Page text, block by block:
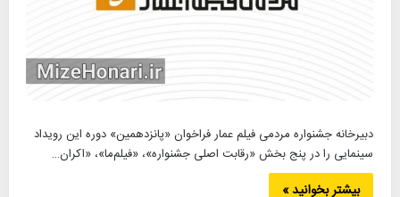
دبیرخانه جشنواره مردمی فیلم عمار فراخوان «پانزدهمین» دوره این رویداد
سینمایی را در پنج بخش «رقابت اصلی جشنواره»، «فیلم‌ما»، «اکران…
بیشتر بخوانید »